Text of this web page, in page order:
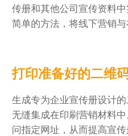
传册和其他公司宣传资料
简单的方法，将线下营销与
打印准备好的二维
生成专为企业宣传册设计
无缝集成在印刷营销材料
问指定网址，从而提高宣传